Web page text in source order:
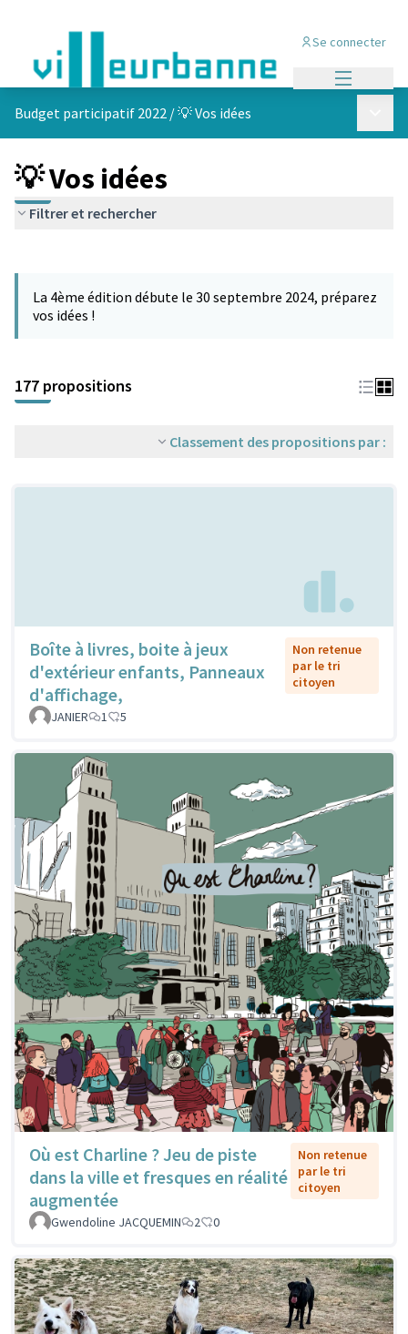
Se connecter
Budget participatif 2022 /💡 Vos idées
💡 Vos idées
Filtrer et rechercher
−
La 4ème édition débute le 30 septembre 2024, préparez
vos idées !
177 propositions
Classement des propositions par :
Boîte à livres, boite à jeux
d'extérieur enfants, Panneaux
d'affichage,
Non retenue
par le tri
citoyen
JANIER 1 5
Où est Charline ? Jeu de piste
dans la ville et fresques en réalité
augmentée
Non retenue
par le tri
citoyen
Gwendoline JACQUEMIN 2 0